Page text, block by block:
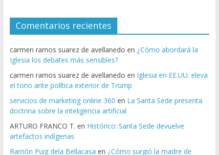
Comentarios recientes
carmen ramos suarez de avellanedo en ¿Cómo abordará la
Iglesia los debates más sensibles?
carmen ramos suarez de avellanedo en Iglesia en EE.UU. eleva
el tono ante política exterior de Trump
servicios de marketing online 360 en La Santa Sede presenta
doctrina sobre la inteligencia artificial
ARTURO FRANCO T. en Histórico: Santa Sede devuelve
artefactos indígenas
Ramón Puig dela Bellacasa en ¿Cómo surgió la madre de